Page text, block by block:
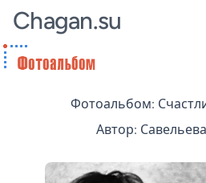
Chagan.su
Фотоальбом:
Автор: